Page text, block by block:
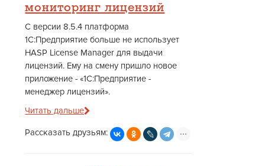
мониторинг лицензий
С версии 8.5.4 платформа
1С:Предприятие больше не использует
HASP License Manager для выдачи
лицензий. Ему на смену пришло новое
приложение - «1С:Предприятие -
менеджер лицензий».
Читать дальше
Рассказать друзьям: